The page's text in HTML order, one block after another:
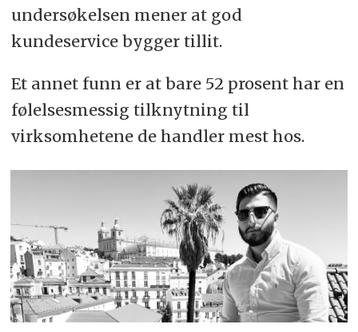
undersøkelsen mener at god
kundeservice bygger tillit.
Et annet funn er at bare 52 prosent har en
følelsesmessig tilknytning til
virksomhetene de handler mest hos.